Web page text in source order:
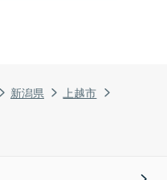
新潟県
上越市